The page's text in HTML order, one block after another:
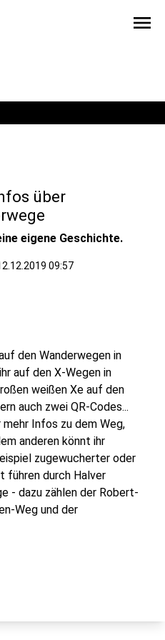
menu
über
eigene Geschichte.
09:57
den Wanderwegen in
auf den X-Wegen in
weißen Xe auf den
auch zwei QR-Codes...
Infos zu dem Weg,
anderen könnt ihr
zugewucherter oder
führen durch Halver
- dazu zählen der Robert-
Weg und der